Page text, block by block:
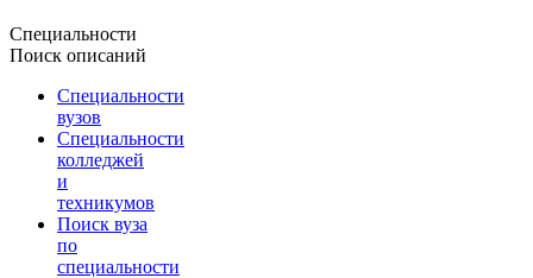
Специальности
Поиск описаний
Специальности
вузов
Специальности
колледжей
и
техникумов
Поиск вуза
по
специальности